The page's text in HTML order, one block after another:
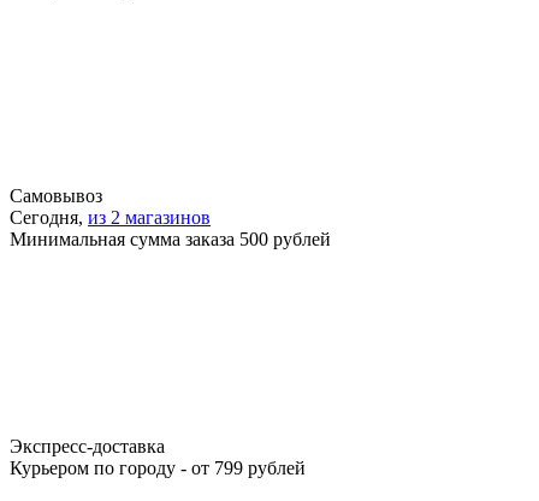
Самовывоз
Сегодня, из 2 магазинов
Минимальная сумма заказа 500 рублей
Экспресс-доставка
Курьером по городу - от 799 рублей